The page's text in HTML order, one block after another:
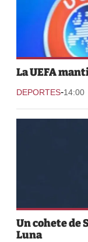
La UEFA
DEPORTES-14:00
Un cohete de
Luna